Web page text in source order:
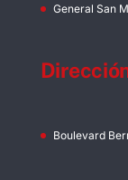
General San
Boulevard